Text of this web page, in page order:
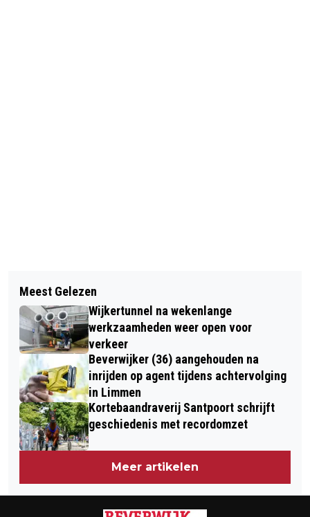
DEELSCOOTER ACHTERGELATEN IK
VIJVER IN HEEMSKERK NA EENZIJDIG
ONGELUK
VISSERSDERBY VOLENDAM-TELSTAR
RECHTSTREEKS OP ESPN
Meest Gelezen
Wijkertunnel na wekenlange
werkzaamheden weer open voor
verkeer
Beverwijker (36) aangehouden na
inrijden op agent tijdens achtervolging
in Limmen
Kortebaandraverij Santpoort schrijft
geschiedenis met recordomzet
Meer artikelen